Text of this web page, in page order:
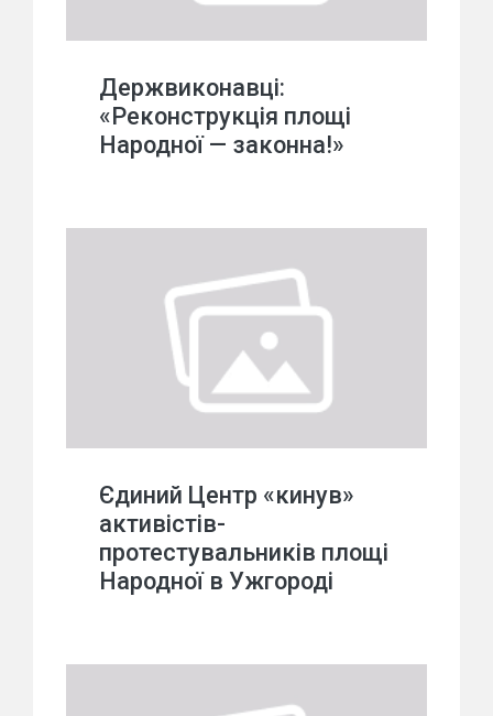
Держвиконавці:
«Реконструкція площі
Народної — законна!»
Єдиний Центр «кинув»
активістів-
протестувальників площі
Народної в Ужгороді